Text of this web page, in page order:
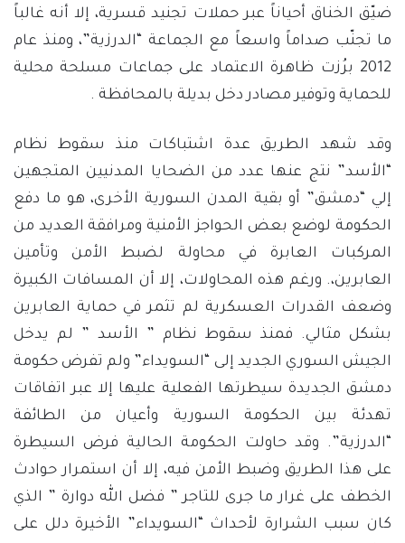
ضيّق الخناق أحياناً عبر حملات تجنيد قسرية، إلا أنه غالباً
ما تجنّب صداماً واسعاً مع الجماعة “الدرزية”، ومنذ عام
2012 برُزت ظاهرة الاعتماد على جماعات مسلحة محلية
للحماية وتوفير مصادر دخل بديلة بالمحافظة .
وقد شهد الطريق عدة اشتباكات منذ سقوط نظام
“الأسد” نتج عنها عدد من الضحايا المدنيين المتجهين
إلي “دمشق” أو بقية المدن السورية الأخرى، هو ما دفع
الحكومة لوضع بعض الحواجز الأمنية ومرافقة العديد من
المركبات العابرة في محاولة لضبط الأمن وتأمين
العابرين،. ورغم هذه المحاولات، إلا أن المسافات الكبيرة
وضعف القدرات العسكرية لم تثمر في حماية العابرين
بشكل مثالي. فمنذ سقوط نظام ” الأسد ” لم يدخل
الجيش السوري الجديد إلى “السويداء” ولم تفرض حكومة
دمشق الجديدة سيطرتها الفعلية عليها إلا عبر اتفاقات
تهدئة بين الحكومة السورية وأعيان من الطائفة
“الدرزية”. وقد حاولت الحكومة الحالية فرض السيطرة
على هذا الطريق وضبط الأمن فيه، إلا أن استمرار حوادث
الخطف على غرار ما جرى للتاجر ” فضل الله دوارة ” الذي
كان سبب الشرارة لأحداث “السويداء” الأخيرة دلل على